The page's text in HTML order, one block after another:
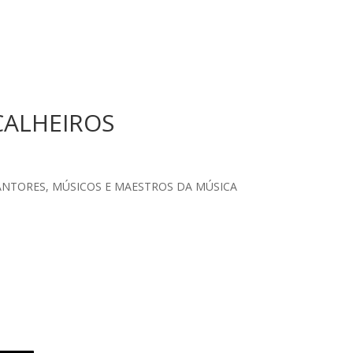
MÚSICOS E MAESTROS DA MÚSICA